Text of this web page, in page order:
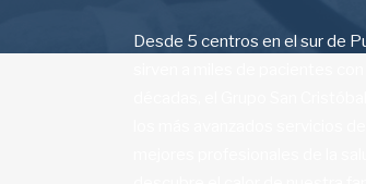
Desde 5 centros en el sur de